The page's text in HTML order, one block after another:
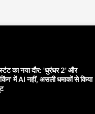
का नया दौर: 'धुरंधर 2' और
में AI नहीं, असली धमाकों से किया